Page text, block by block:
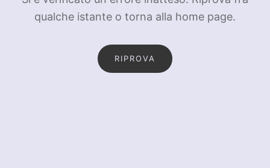
qualche istante o torna alla home page.
RIPROVA